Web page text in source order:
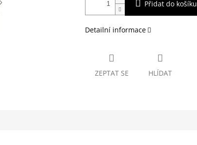
Přidat do košíku
Detailní informace
ZEPTAT SE HLÍDAT